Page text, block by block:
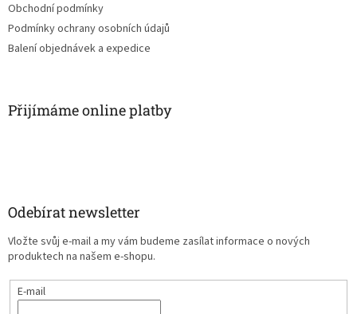
Obchodní podmínky
Podmínky ochrany osobních údajů
Balení objednávek a expedice
Přijímáme online platby
Odebírat newsletter
Vložte svůj e-mail a my vám budeme zasílat informace o nových
produktech na našem e-shopu.
E-mail